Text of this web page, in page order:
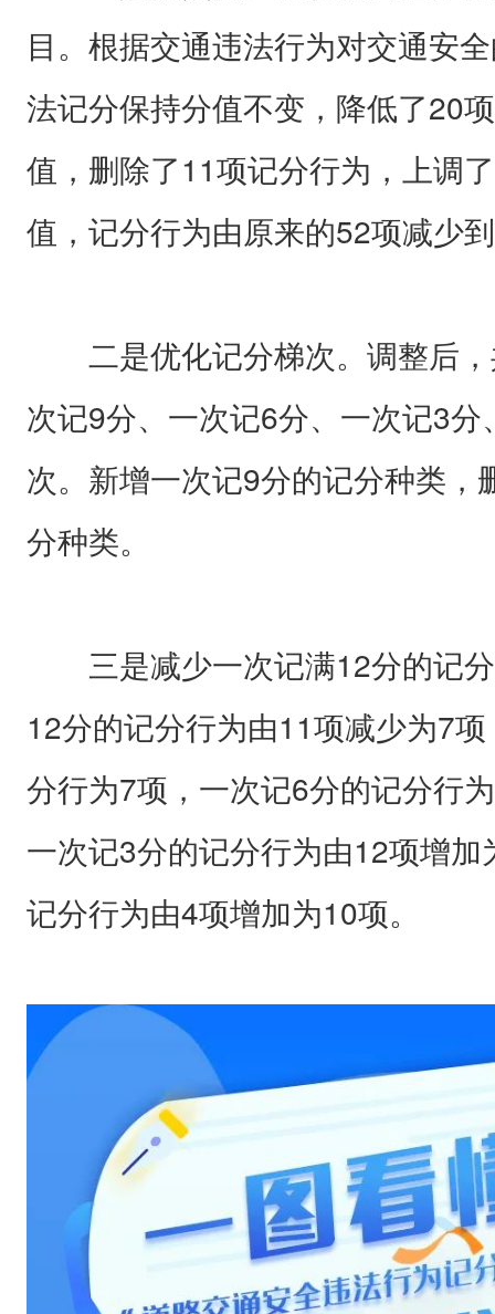
目。根据交通违法行为对交通安
法记分保持分值不变，降低了20
值，删除了11项记分行为，上调
值，记分行为由原来的52项减少
二是优化记分梯次。调整后，
次记9分、一次记6分、一次记3
次。新增一次记9分的记分种类，
分种类。
三是减少一次记满12分的记分
12分的记分行为由11项减少为7
分行为7项，一次记6分的记分行
一次记3分的记分行为由12项增
记分行为由4项增加为10项。